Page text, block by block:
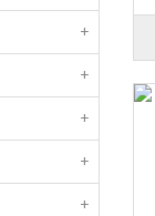
+
+
+
+
+